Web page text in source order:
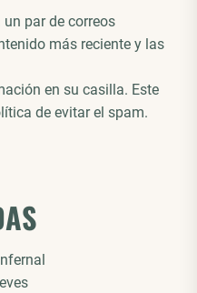
par de correos
más reciente y las
en su casilla. Este
de evitar el spam.